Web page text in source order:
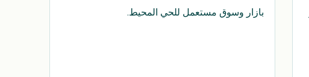
بازار وسوق مستعمل للحي المحيط.